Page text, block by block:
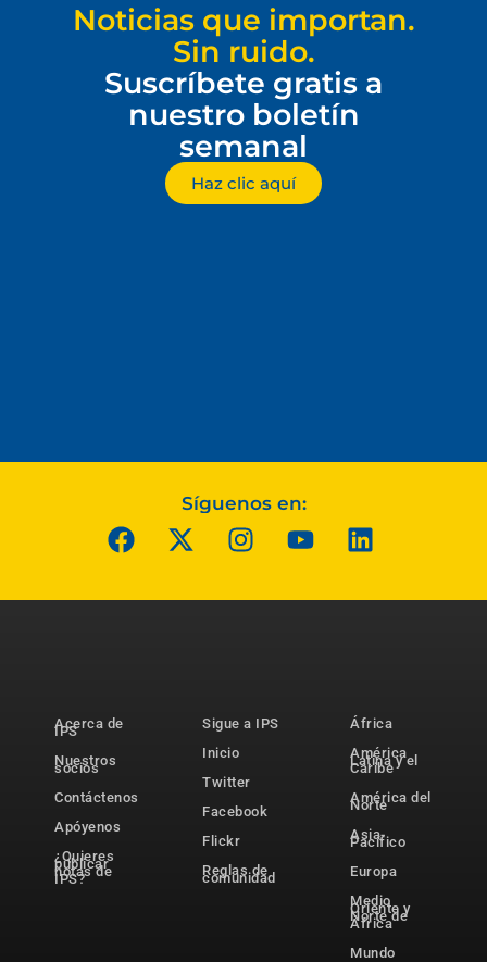
Noticias que importan.
Sin ruido.
Suscríbete gratis a
nuestro boletín
semanal
Haz clic aquí
Síguenos en:
Acerca de
IPS
Nuestros
socios
Contáctenos
Apóyenos
¿Quieres
publicar
notas de
IPS?
Sigue a IPS
Inicio
Twitter
Facebook
Flickr
Reglas de
comunidad
África
América
Latina y el
Caribe
América del
Norte
Asia-
Pacífico
Europa
Medio
Oriente y
Norte de
África
Mundo